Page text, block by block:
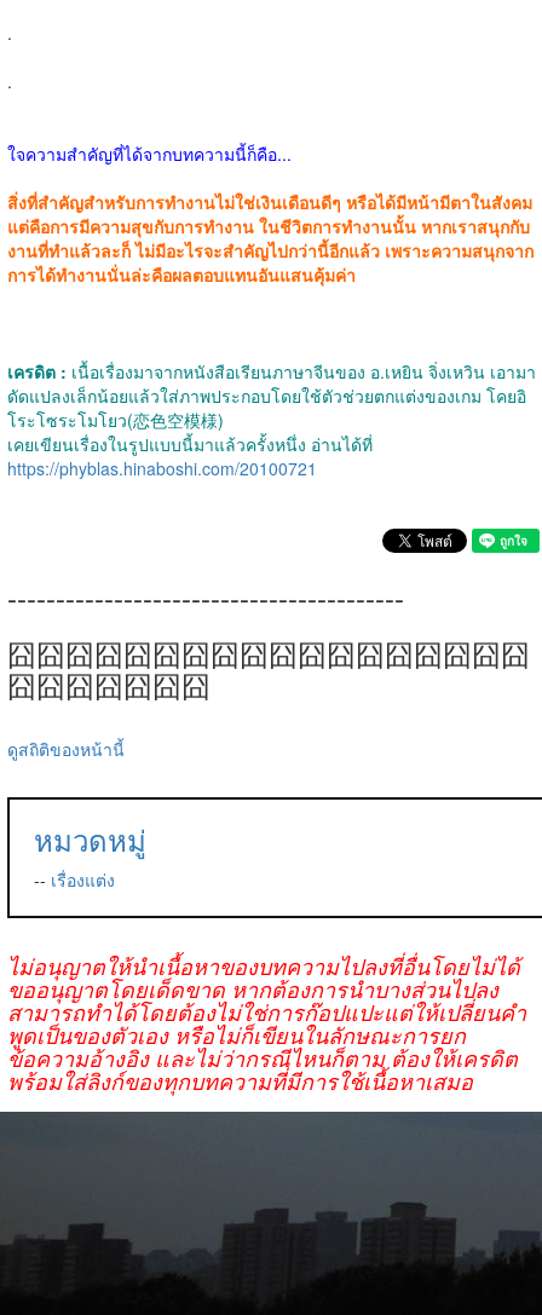
.
.
ใจความสำคัญที่ได้จากบทความนี้ก็คือ...
สิ่งที่สำคัญสำหรับการทำงานไม่ใช่เงินเดือนดีๆ หรือได้มีหน้ามีตาในสังคม
แต่คือการมีความสุขกับการทำงาน ในชีวิตการทำงานนั้น หากเราสนุกกับ
งานที่ทำแล้วละก็ ไม่มีอะไรจะสำคัญไปกว่านี้อีกแล้ว เพราะความสนุกจาก
การได้ทำงานนั่นล่ะคือผลตอบแทนอันแสนคุ้มค่า
เครดิต : เนื้อเรื่องมาจากหนังสือเรียนภาษาจีนของ อ.เหยิน จิ่งเหวิน เอามา
ดัดแปลงเล็กน้อยแล้วใส่ภาพประกอบโดยใช้ตัวช่วยตกแต่งของเกม โคยอิ
โระโซระโมโยว(恋色空模様)
เคยเขียนเรื่องในรูปแบบนี้มาแล้วครั้งหนึ่ง อ่านได้ที่
https://phyblas.hinaboshi.com/20100721
-----------------------------------------
囧囧囧囧囧囧囧囧囧囧囧囧囧囧囧囧囧囧
囧囧囧囧囧囧囧
ดูสถิติของหน้านี้
หมวดหมู่
-- เรื่องแต่ง
ไม่อนุญาตให้นำเนื้อหาของบทความไปลงที่อื่นโดยไม่ได้
ขออนุญาตโดยเด็ดขาด หากต้องการนำบางส่วนไปลง
สามารถทำได้โดยต้องไม่ใช่การก๊อปแปะแต่ให้เปลี่ยนคำ
พูดเป็นของตัวเอง หรือไม่ก็เขียนในลักษณะการยก
ข้อความอ้างอิง และไม่ว่ากรณีไหนก็ตาม ต้องให้เครดิต
พร้อมใส่ลิงก์ของทุกบทความที่มีการใช้เนื้อหาเสมอ